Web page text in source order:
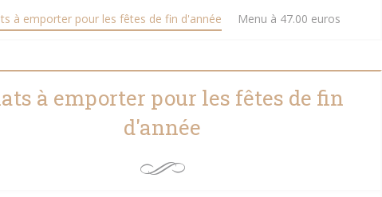
à emporter pour les fêtes de fin d'année Menu à 47.00 euros
à emporter pour les fêtes de fin
d'année